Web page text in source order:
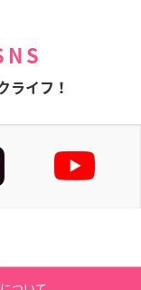
ライフ！